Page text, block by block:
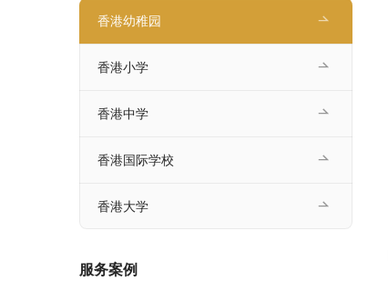
香港幼稚园
香港小学
香港中学
香港国际学校
香港大学
服务案例